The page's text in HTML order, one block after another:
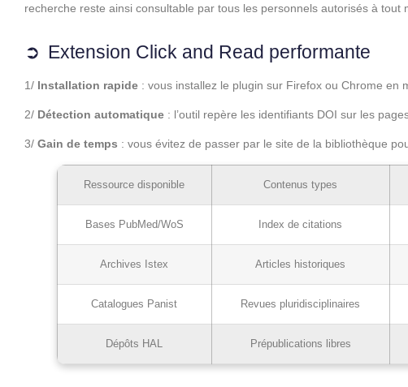
recherche reste ainsi consultable par tous les personnels autorisés à tout
Extension Click and Read performante
1/ Installation rapide : vous installez le plugin sur Firefox ou Chrome en
2/ Détection automatique : l’outil repère les identifiants DOI sur les
3/ Gain de temps : vous évitez de passer par le site de la bibliothèque
Ressource disponible Contenus types
Bases PubMed/WoS Index de citations
Archives Istex Articles historiques
Catalogues Panist Revues pluridisciplinaires
Dépôts HAL Prépublications libres